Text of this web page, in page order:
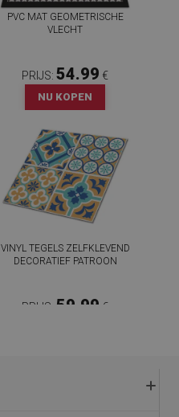
PVC MAT GEOMETRISCHE
VLECHT
PRIJS: 54.99 €
NU KOPEN
VINYL TEGELS ZELFKLEVEND
DECORATIEF PATROON
PRIJS: 59.99 €